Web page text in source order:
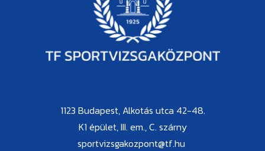
1123 Budapest, Alkotás utca 42-48.
K1 épület, III. em., C. szárny
sportvizsgakozpont@tf.hu